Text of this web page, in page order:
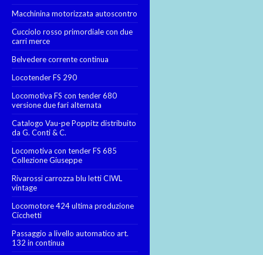
Macchinina motorizzata autoscontro
Cucciolo rosso primordiale con due
carri merce
Belvedere corrente continua
Locotender FS 290
Locomotiva FS con tender 680
versione due fari alternata
Catalogo Vau-pe Poppitz distribuito
da G. Conti & C.
Locomotiva con tender FS 685
Collezione Giuseppe
Rivarossi carrozza blu letti CIWL
vintage
Locomotore 424 ultima produzione
Cicchetti
Passaggio a livello automatico art.
132 in continua